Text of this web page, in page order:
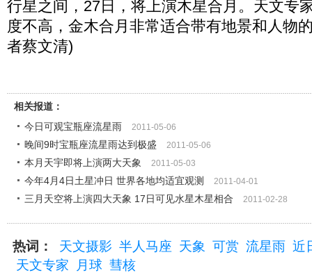
行星之间，27日，将上演木星合月。天文专
度不高，金木合月非常适合带有地景和人物
者蔡文清)
相关报道：
今日可观宝瓶座流星雨
2011-05-06
晚间9时宝瓶座流星雨达到极盛 2011-05-06
本月天宇即将上演两大天象 2011-05-03
今年4月4日土星冲日 世界各地均适宜观测 2011-04-01
三月天空将上演四大天象 17日可见水星木星相合 2011-02-28
热词： 天文摄影 半人马座 天象 可赏 流星雨 近
天文专家
月球 彗核